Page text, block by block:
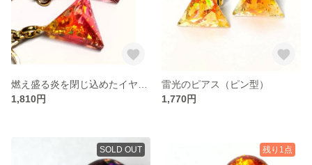
1,810円
雷光のピアス（ピン型）
1,770円
SOLD OUT 残り1点